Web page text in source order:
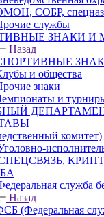
СОБР,
службы
ЗНАКИ И
Назад
и общества
знаки
и
комитет)
служба
Назад
(Федеральная